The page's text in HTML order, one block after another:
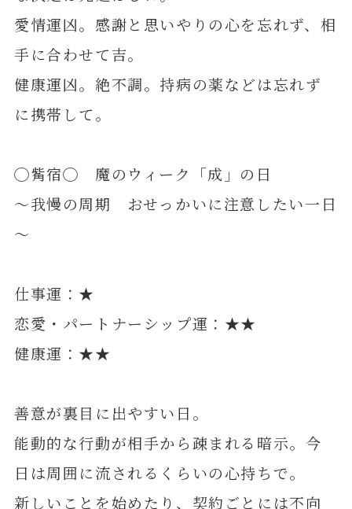
愛情運凶。感謝と思いやりの心を忘れず、相
手に合わせて吉。
健康運凶。絶不調。持病の薬などは忘れず
に携帯して。
◯觜宿◯ 魔のウィーク「成」の日
～我慢の周期 おせっかいに注意したい一日
～
仕事運：★
恋愛・パートナーシップ運：★★
健康運：★★
善意が裏目に出やすい日。
能動的な行動が相手から疎まれる暗示。今
日は周囲に流されるくらいの心持ちで。
新しいことを始めたり、契約ごとには不向